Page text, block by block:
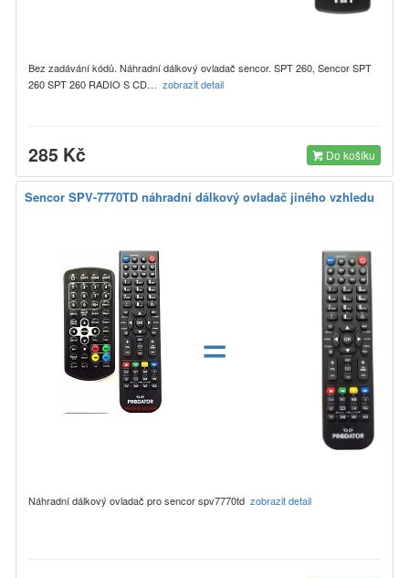
Bez zadávání kódů. Náhradní dálkový ovladač sencor. SPT 260, Sencor SPT
260 SPT 260 RADIO S CD… zobrazit detail
285 Kč Do košíku
Sencor SPV-7770TD náhradní dálkový ovladač jiného vzhledu
=
Náhradní dálkový ovladač pro sencor spv7770td zobrazit detail